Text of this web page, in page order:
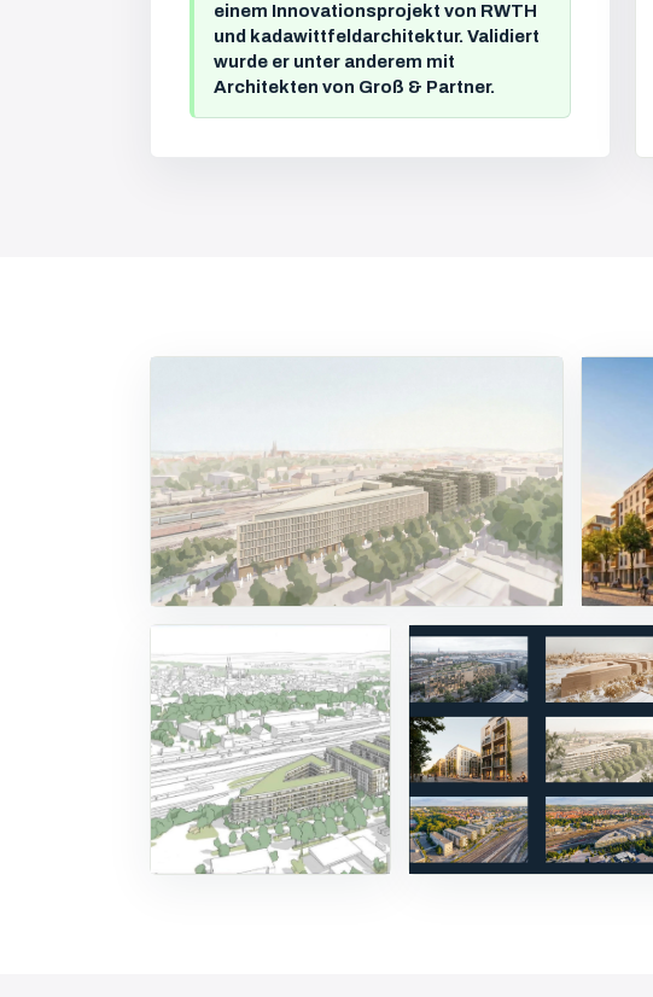
einem Innovationsprojekt von RWTH
und kadawittfeldarchitektur. Validiert
wurde er unter anderem mit
Architekten von Groß & Partner.